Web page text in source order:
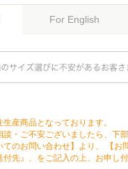
For English
産商品となっております。
談・ご不安ございましたら、下
てのお問い合わせ】より、 【お
付先』、をご記入の上、お申し付